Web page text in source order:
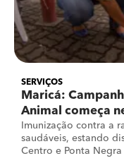
SERVIÇOS
Maricá:
Animal começa
Imunização contra a
saudáveis, estando
Centro e Ponta Negra